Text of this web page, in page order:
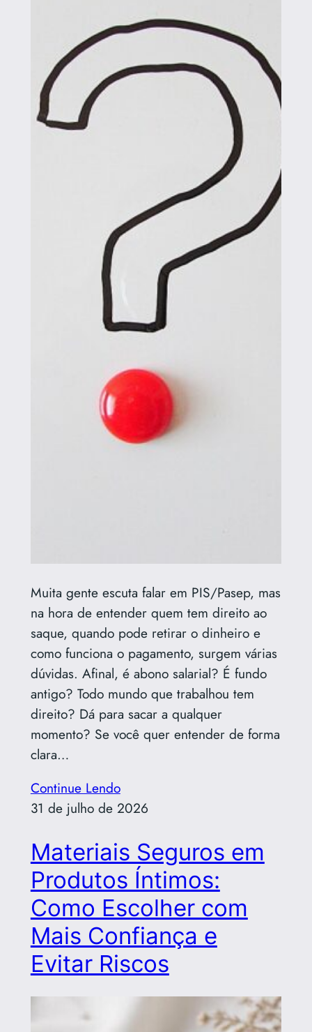
Muita gente escuta falar em PIS/Pasep, mas
na hora de entender quem tem direito ao
saque, quando pode retirar o dinheiro e
como funciona o pagamento, surgem várias
dúvidas. Afinal, é abono salarial? É fundo
antigo? Todo mundo que trabalhou tem
direito? Dá para sacar a qualquer
momento? Se você quer entender de forma
clara…
Continue Lendo
31 de julho de 2026
Materiais Seguros em
Produtos Íntimos:
Como Escolher com
Mais Confiança e
Evitar Riscos